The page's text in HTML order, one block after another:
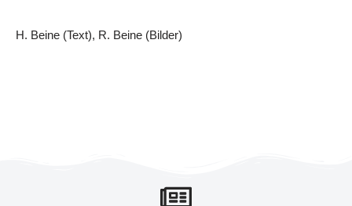
H. Beine (Text), R. Beine (Bilder)